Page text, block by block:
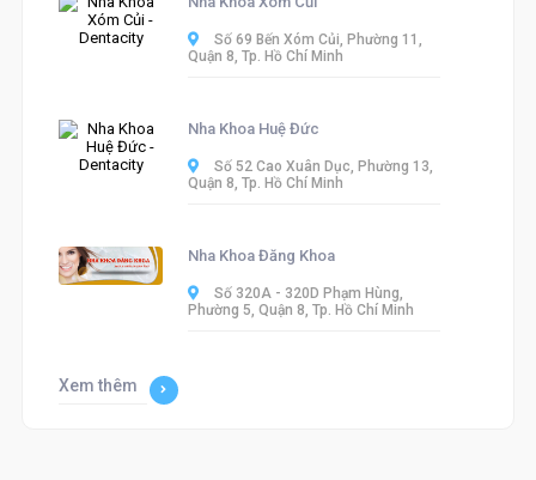
Số 69 Bến Xóm Củi, Phường 11,
Quận 8, Tp. Hồ Chí Minh
Nha Khoa Huệ Đức
Số 52 Cao Xuân Dục, Phường 13,
Quận 8, Tp. Hồ Chí Minh
Nha Khoa Đăng Khoa
Số 320A - 320D Phạm Hùng,
Phường 5, Quận 8, Tp. Hồ Chí Minh
Xem thêm